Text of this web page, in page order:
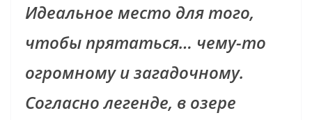
Идеальное место для того,
чтобы прятаться… чему-то
огромному и загадочному.
Согласно легенде, в озере